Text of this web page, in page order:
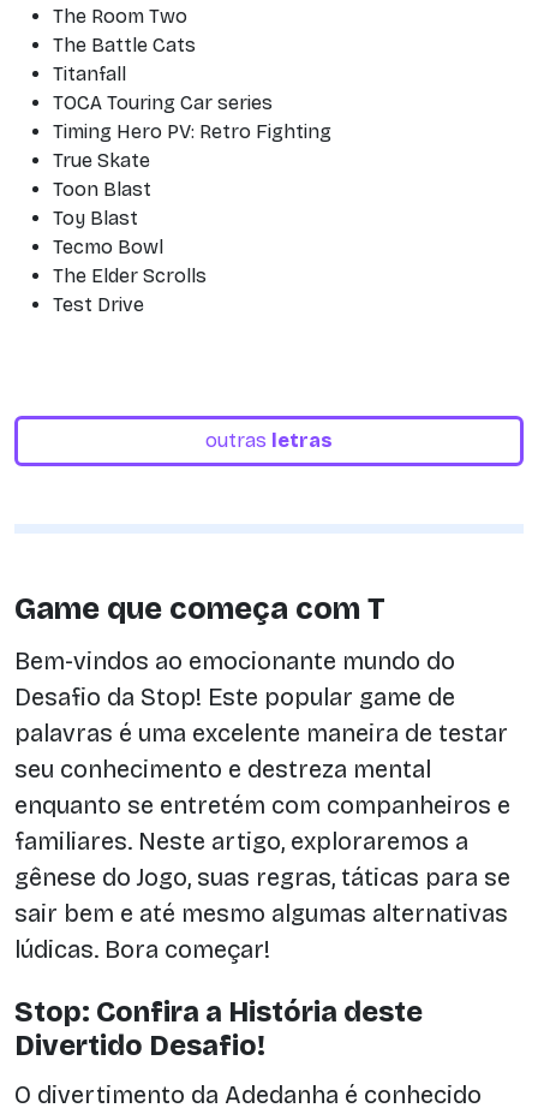
The Room Two
The Battle Cats
Titanfall
TOCA Touring Car series
Timing Hero PV: Retro Fighting
True Skate
Toon Blast
Toy Blast
Tecmo Bowl
The Elder Scrolls
Test Drive
outras letras
Game que começa com T
Bem-vindos ao emocionante mundo do
Desafio da Stop! Este popular game de
palavras é uma excelente maneira de testar
seu conhecimento e destreza mental
enquanto se entretém com companheiros e
familiares. Neste artigo, exploraremos a
gênese do Jogo, suas regras, táticas para se
sair bem e até mesmo algumas alternativas
lúdicas. Bora começar!
Stop: Confira a História deste
Divertido Desafio!
O divertimento da Adedanha é conhecido